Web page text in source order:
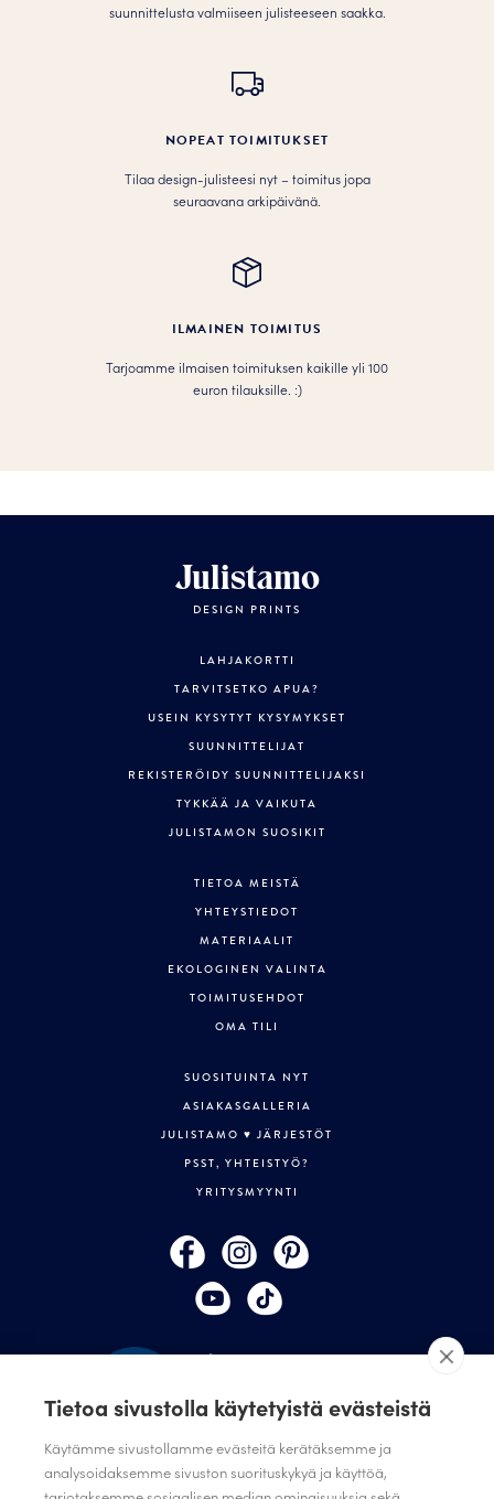
suunnittelusta valmiiseen julisteeseen saakka.
NOPEAT TOIMITUKSET
Tilaa design-julisteesi nyt – toimitus jopa
seuraavana arkipäivänä.
ILMAINEN TOIMITUS
Tarjoamme ilmaisen toimituksen kaikille yli 100
euron tilauksille. :­­)
Julistamo
DESIGN PRINTS
LAHJAKORTTI
TARVITSETKO APUA?
USEIN KYSYTYT KYSYMYKSET
SUUNNITTELIJAT
REKISTERÖIDY SUUNNITTELIJAKSI
TYKKÄÄ JA VAIKUTA
JULISTAMON SUOSIKIT
TIETOA MEISTÄ
YHTEYSTIEDOT
MATERIAALIT
EKOLOGINEN VALINTA
TOIMITUSEHDOT
OMA TILI
SUOSITUINTA NYT
ASIAKASGALLERIA
JULISTAMO ♥ JÄRJESTÖT
PSST, YHTEISTYÖ?
YRITYSMYYNTI
TILAA JULISTAMON UUTISKIRJE
Tietoa sivustolla käytetyistä evästeistä
Käytämme sivustollamme evästeitä kerätäksemme ja
analysoidaksemme sivuston suorituskykyä ja käyttöä,